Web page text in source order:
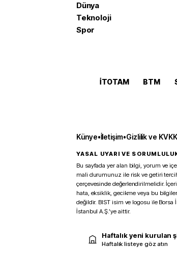
Dünya
Teknoloji
Spor
İTOTAM BTM
Künye•İletişim•Gizlilik ve
YASAL UYARI VE
Bu sayfada yer alan bilgi, yorum ve
mali durumunuz ile risk ve getiri
çerçevesinde değerlendirilmelidir.
hata, eksiklik, gecikme veya bu
değildir. BIST isim ve logosu ile Borsa
İstanbul A.Ş.’ye aittir.
Haftalık yeni kurulan
Haftalık listeye göz atın